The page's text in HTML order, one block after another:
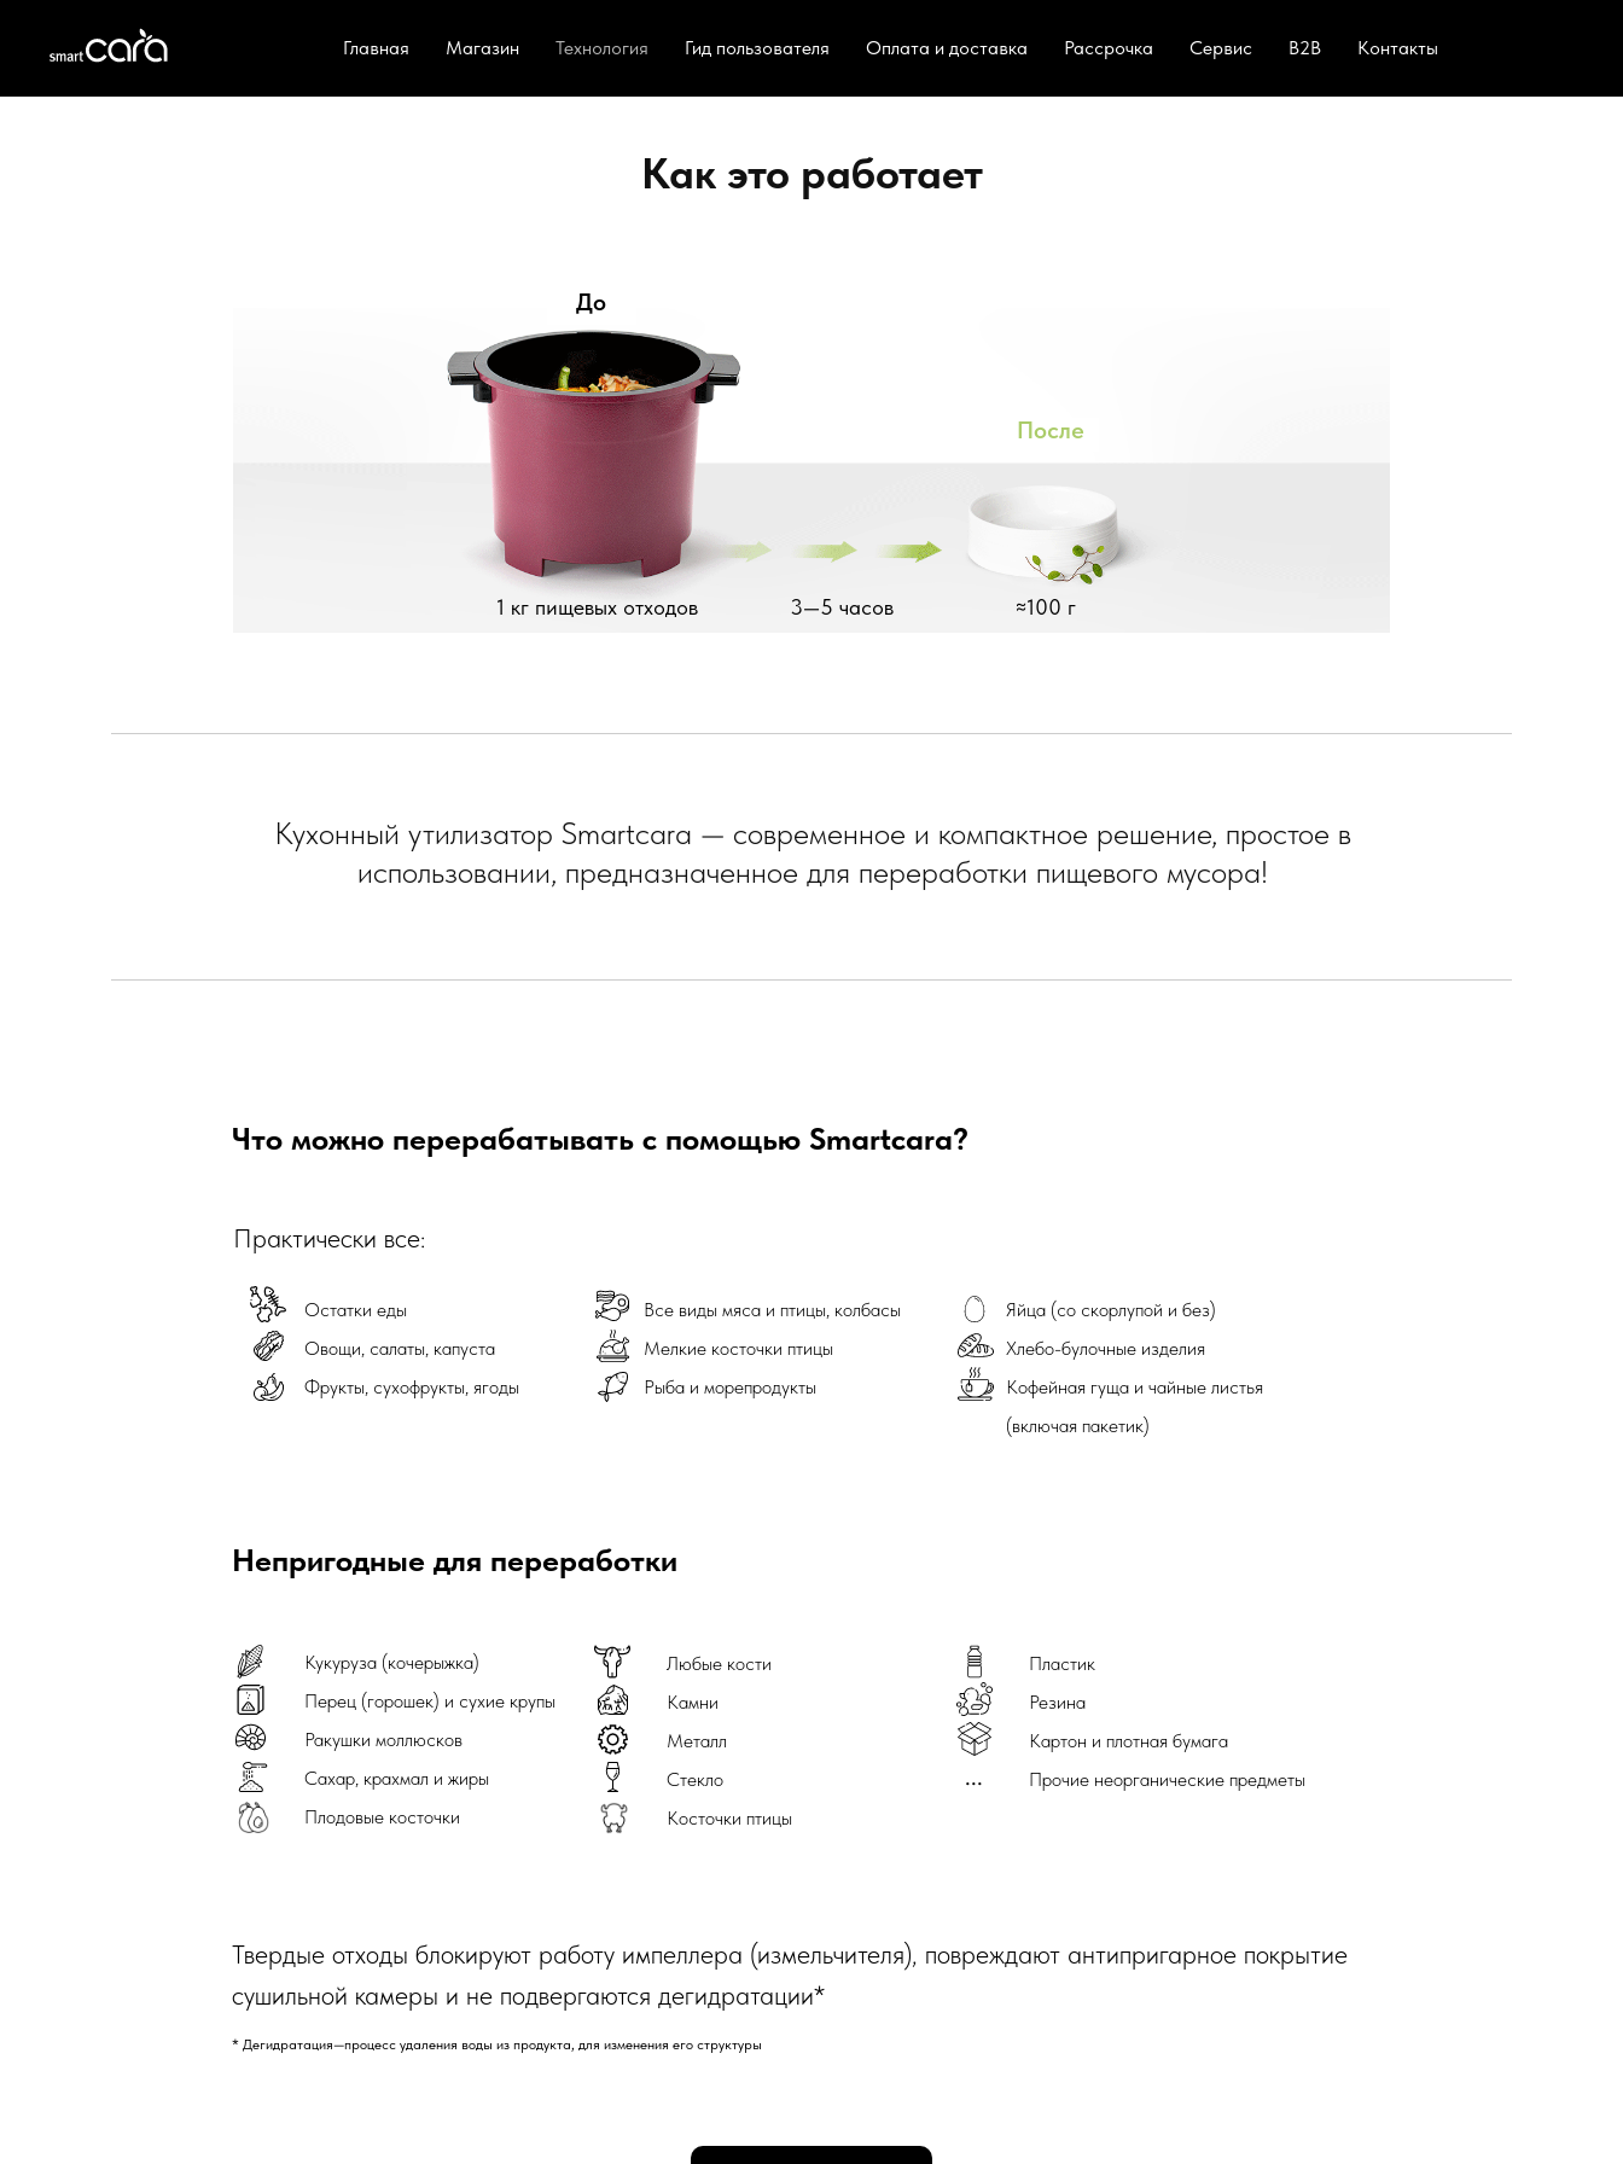
Главная Магазин Технология Гид пользователя Оплата и доставка Рассрочка Сервис B2B Контакты
Как это работает
До
После
1 кг пищевых отходов 3—5 часов ≈100 г
Кухонный утилизатор Smartcara — современное и компактное решение, простое в
использовании, предназначенное для переработки пищевого мусора!
Что можно перерабатывать с помощью Smartcara?
Практически все:
Остатки еды
Овощи, салаты, капуста
Фрукты, сухофрукты, ягоды
Все виды мяса и птицы, колбасы
Мелкие косточки птицы
Рыба и морепродукты
Яйца (со скорлупой и без)
Хлебо-булочные изделия
Кофейная гуща и чайные листья
(включая пакетик)
Остатки еды
Фрукты, сухофрукты, ягоды
Рыба и морепродукты
Хлебо-булочные изделия
Кофейная гуща и чайные листья
Непригодные для переработки
Кукуруза (кочерыжка)
Перец (горошек) и сухие крупы
Ракушки моллюсков
Сахар, крахмал и жиры
Плодовые косточки
Любые кости
Камни
Металл
Стекло
Косточки птицы
Пластик
Резина
Картон и плотная бумага
Прочие неорганические предметы
...
Твердые отходы блокируют работу импеллера (измельчителя), повреждают антипригарное покрытие
сушильной камеры и не подвергаются дегидратации*
* Дегидратация—процесс удаления воды из продукта, для изменения его cтруктуры